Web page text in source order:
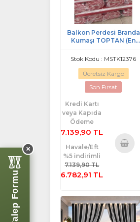
Balkon Perdesi Branda
Kumaşı TOPTAN (En
Stok Kodu : MSTK12376
Ücretsiz Kargo
Son Fırsat
Kredi Kartı
veya Kapıda
Ödeme
7.139,90 TL
Havale/Eft
%5 indirimli
7.139,90 TL
6.782,91 TL
✕